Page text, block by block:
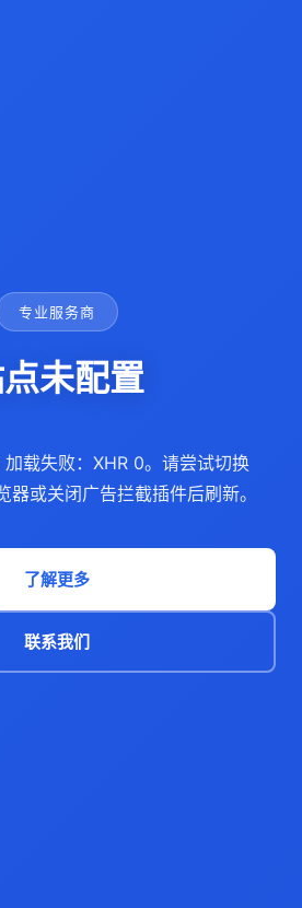
专业服务商
未配置
载失败：XHR 0。请尝试切换
或关闭广告拦截插件后刷新。
了解更多
联系我们